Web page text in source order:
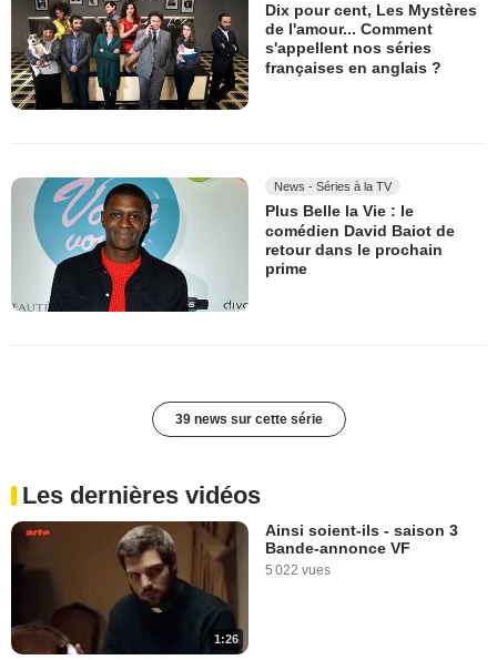
Dix pour cent, Les Mystères
de l'amour... Comment
s'appellent nos séries
françaises en anglais ?
News - Séries à la TV
Plus Belle la Vie : le
comédien David Baiot de
retour dans le prochain
prime
39 news sur cette série
Les dernières vidéos
1:26
Ainsi soient-ils - saison 3
Bande-annonce VF
5 022 vues